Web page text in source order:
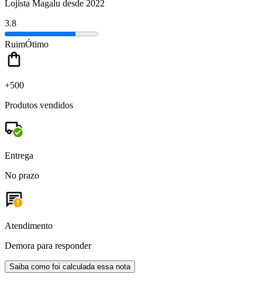
Lojista Magalu desde 2022
3.8
RuimÓtimo
+500
Produtos vendidos
Entrega
No prazo
Atendimento
Demora para responder
Saiba como foi calculada essa nota